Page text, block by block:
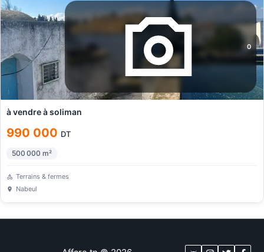
0
à vendre à soliman
990 000 DT
500 000 m²
Terrains & fermes
Nabeul